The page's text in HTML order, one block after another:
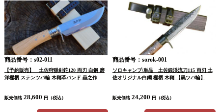
商品番号：s02-011
【予約販売】 土佐狩猟剣鉈120 両刃 白鋼 磨
洋樫柄 ステンツバ輪 木鞘革バンド 晶之作
販売価格 28,600 円（税込）
商品番号：sorok-001
ソロキャンプ/単品 土佐鍛渓流刀115 両刃 土
佐オリジナル白鋼 樫柄 木鞘 【黒ツバ輪】
販売価格 24,200 円（税込）